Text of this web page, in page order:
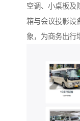
空调、小桌板及
箱与会议投影设
象，为商务出行